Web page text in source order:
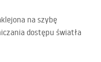
na szybę
dostępu światła